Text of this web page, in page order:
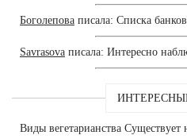
Боголепова писала: Списка
Savrasova писала: Интересно
Виды вегетарианства Существует